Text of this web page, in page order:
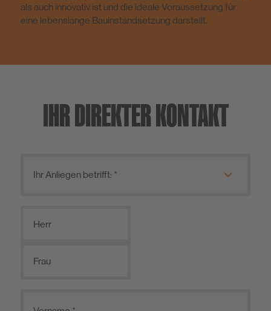
als auch innovativ ist und die ideale Voraussetzung für
eine lebenslange Bauinstandsetzung darstellt.
IHR DIREKTER KONTAKT
Herr
Frau